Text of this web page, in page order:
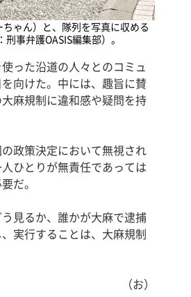
ゃん）と、隊列を写真に収める
事弁護OASIS編集部）。
った沿道の人々とのコミュ
向けた。中には、趣旨に賛
麻規制に違和感や疑問を持
政策決定において無視され
ひとりが無責任であっては
だ。
見るか、誰かが大麻で逮捕
実行することは、大麻規制
（お）